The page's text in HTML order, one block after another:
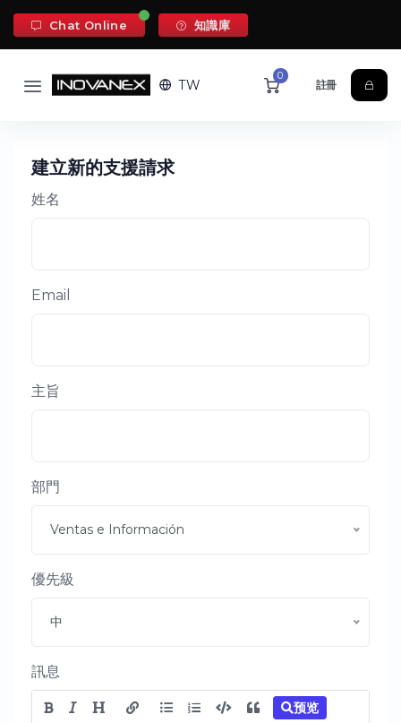
Chat Online 知識庫
TW
0
註冊
建立新的支援請求
姓名
Email
主旨
部門
Ventas e Información
優先級
中
訊息
预览